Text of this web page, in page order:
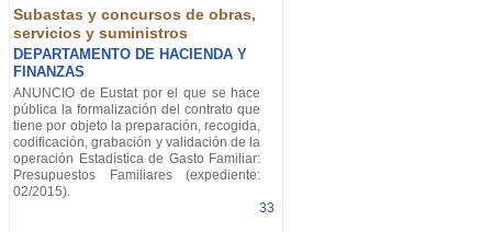
Subastas y concursos de obras,
servicios y suministros
DEPARTAMENTO DE HACIENDA Y
FINANZAS
ANUNCIO de Eustat por el que se hace
pública la formalización del contrato que
tiene por objeto la preparación, recogida,
codificación, grabación y validación de la
operación Estadística de Gasto Familiar:
Presupuestos Familiares (expediente:
02/2015).
33